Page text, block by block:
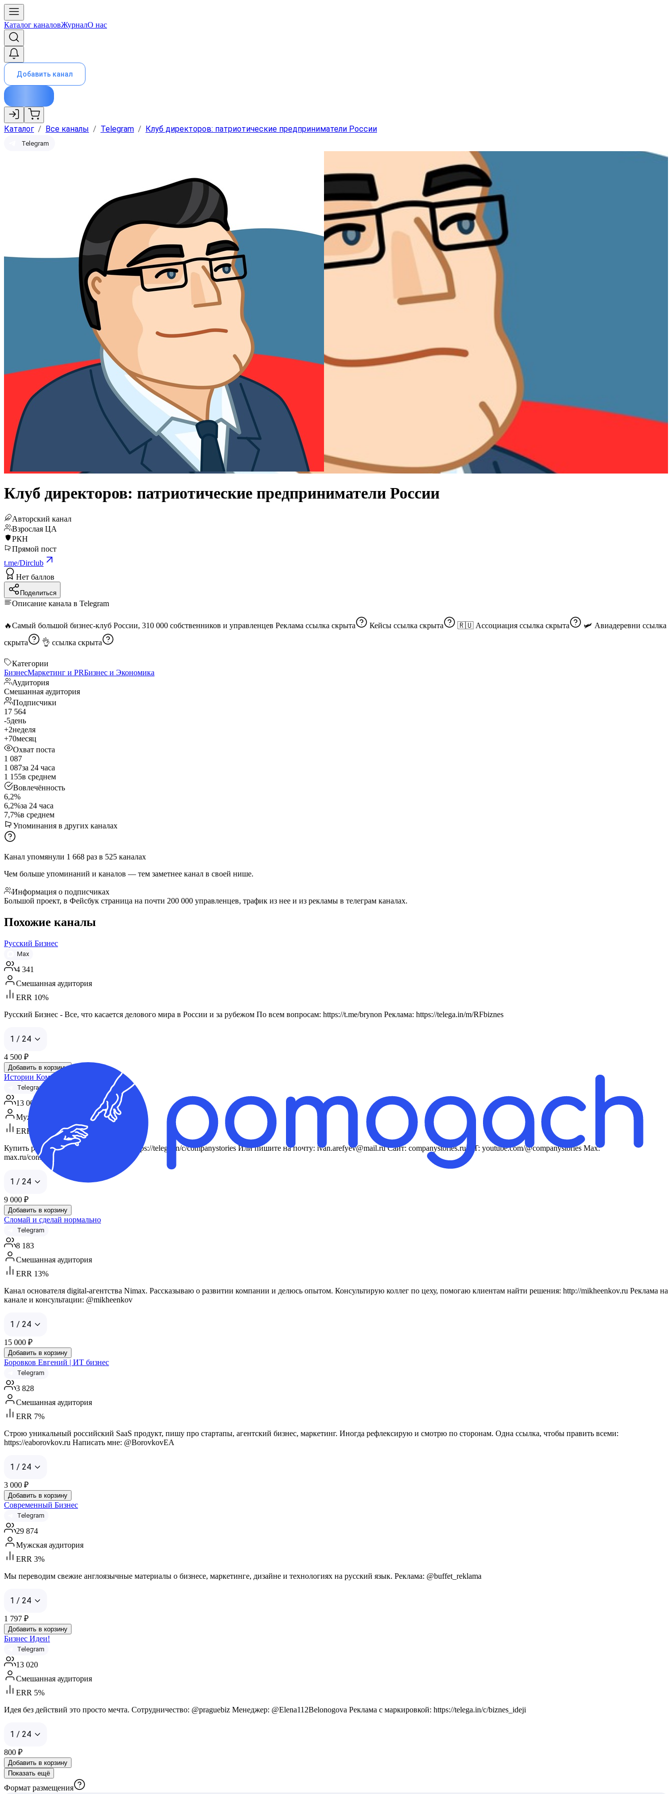
Каталог каналовЖурналО нас
Добавить канал
Каталог / Все каналы / Telegram / Клуб директоров: патриотические предприниматели России
Telegram
Клуб директоров: патриотические предприниматели России
Авторский канал
Взрослая ЦА
РКН
Прямой пост
t.me/Dirclub
Нет баллов
Поделиться
Описание канала в Telegram
🔥Самый большой бизнес-клуб России, 310 000 собственников и управленцев Реклама ссылка скрыта Кейсы ссылка скрыта 🇷🇺 Ассоциация ссылка скрыта 🛩 Авиадеревни ссылка
скрыта
👌 ссылка скрыта
Категории
БизнесМаркетинг и PRБизнес и Экономика
Аудитория
Смешанная аудитория
Подписчики
17 564
-5день
+2неделя
+70месяц
Охват поста
1 087
1 087за 24 часа
1 155в среднем
Вовлечённость
6,2%
6,2%за 24 часа
7,7%в среднем
Упоминания в других каналах
Канал упомянули 1 668 раз в 525 каналах
Чем больше упоминаний и каналов — тем заметнее канал в своей нише.
Информация о подписчиках
Большой проект, в Фейсбук страница на почти 200 000 управленцев, трафик из нее и из рекламы в телеграм каналах.
Похожие каналы
Русский Бизнес
Max
4 341
Смешанная аудитория
ERR 10%
Русский Бизнес - Все, что касается делового мира в России и за рубежом По всем вопросам: https://t.me/brynon Реклама: https://telega.in/m/RFbiznes
1 / 24
4 500 ₽
Добавить в корзину
Истории Компаний
Telegram
13 000
Мужская аудитория
ERR 35%
Купить рекламу можно через биржу: https://telega.in/c/companystories Или пишите на почту: ivan.arefyev@mail.ru Сайт: companystories.ru YT: youtube.com/@companystories Max:
max.ru/companystories
1 / 24
9 000 ₽
Добавить в корзину
Сломай и сделай нормально
Telegram
8 183
Смешанная аудитория
ERR 13%
Канал основателя digital-агентства Nimax. Рассказываю о развитии компании и делюсь опытом. Консультирую коллег по цеху, помогаю клиентам найти решения: http://mikheenkov.ru Реклама на
канале и консультации: @mikheenkov
1 / 24
15 000 ₽
Добавить в корзину
Боровков Евгений | ИТ бизнес
Telegram
3 828
Смешанная аудитория
ERR 7%
Строю уникальный российский SaaS продукт, пишу про стартапы, агентский бизнес, маркетинг. Иногда рефлексирую и смотрю по сторонам. Одна ссылка, чтобы править всеми:
https://eaborovkov.ru Написать мне: @BorovkovEA
1 / 24
3 000 ₽
Добавить в корзину
Современный Бизнес
Telegram
29 874
Мужская аудитория
ERR 3%
Мы переводим свежие англоязычные материалы о бизнесе, маркетинге, дизайне и технологиях на русский язык. Реклама: @buffet_reklama
1 / 24
1 797 ₽
Добавить в корзину
Бизнес Идеи!
Telegram
13 020
Смешанная аудитория
ERR 5%
Идея без действий это просто мечта. Сотрудничество: @praguebiz Менеджер: @Elena112Belonogova Реклама с маркировкой: https://telega.in/c/biznes_ideji
1 / 24
800 ₽
Добавить в корзину
Показать ещё
Формат размещения